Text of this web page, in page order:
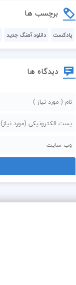
برچسب ها
پادکست دانلود آهنگ جدید
دیدگاه ها